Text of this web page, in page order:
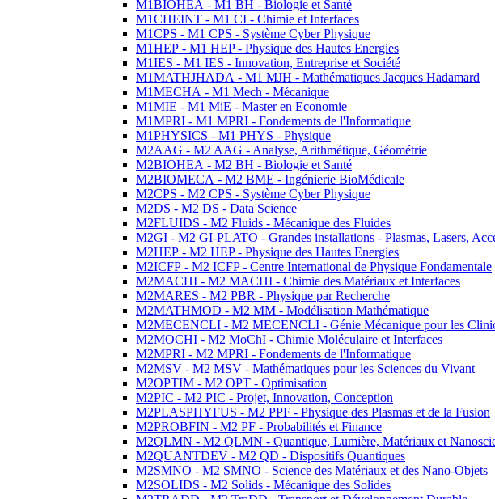
M1BIOHEA - M1 BH - Biologie et Santé
M1CHEINT - M1 CI - Chimie et Interfaces
M1CPS - M1 CPS - Système Cyber Physique
M1HEP - M1 HEP - Physique des Hautes Energies
M1IES - M1 IES - Innovation, Entreprise et Société
M1MATHJHADA - M1 MJH - Mathématiques Jacques Hadamard
M1MECHA - M1 Mech - Mécanique
M1MIE - M1 MiE - Master en Economie
M1MPRI - M1 MPRI - Fondements de l'Informatique
M1PHYSICS - M1 PHYS - Physique
M2AAG - M2 AAG - Analyse, Arithmétique, Géométrie
M2BIOHEA - M2 BH - Biologie et Santé
M2BIOMECA - M2 BME - Ingénierie BioMédicale
M2CPS - M2 CPS - Système Cyber Physique
M2DS - M2 DS - Data Science
M2FLUIDS - M2 Fluids - Mécanique des Fluides
M2GI - M2 GI-PLATO - Grandes installations - Plasmas, Lasers,
M2HEP - M2 HEP - Physique des Hautes Energies
M2ICFP - M2 ICFP - Centre International de Physique Fondamentale
M2MACHI - M2 MACHI - Chimie des Matériaux et Interfaces
M2MARES - M2 PBR - Physique par Recherche
M2MATHMOD - M2 MM - Modélisation Mathématique
M2MECENCLI - M2 MECENCLI - Génie Mécanique pour les
M2MOCHI - M2 MoChI - Chimie Moléculaire et Interfaces
M2MPRI - M2 MPRI - Fondements de l'Informatique
M2MSV - M2 MSV - Mathématiques pour les Sciences du Vivant
M2OPTIM - M2 OPT - Optimisation
M2PIC - M2 PIC - Projet, Innovation, Conception
M2PLASPHYFUS - M2 PPF - Physique des Plasmas et de la Fusion
M2PROBFIN - M2 PF - Probabilités et Finance
M2QLMN - M2 QLMN - Quantique, Lumière, Matériaux et
M2QUANTDEV - M2 QD - Dispositifs Quantiques
M2SMNO - M2 SMNO - Science des Matériaux et des Nano-Objets
M2SOLIDS - M2 Solids - Mécanique des Solides